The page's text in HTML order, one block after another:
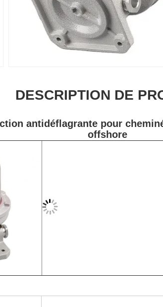
DESCRIPTION DE
antidéflagrante pour
offshore